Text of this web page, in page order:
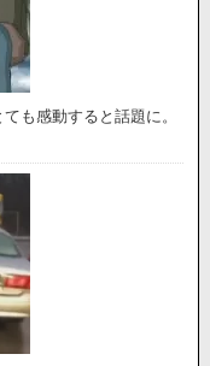
も感動すると話題に。